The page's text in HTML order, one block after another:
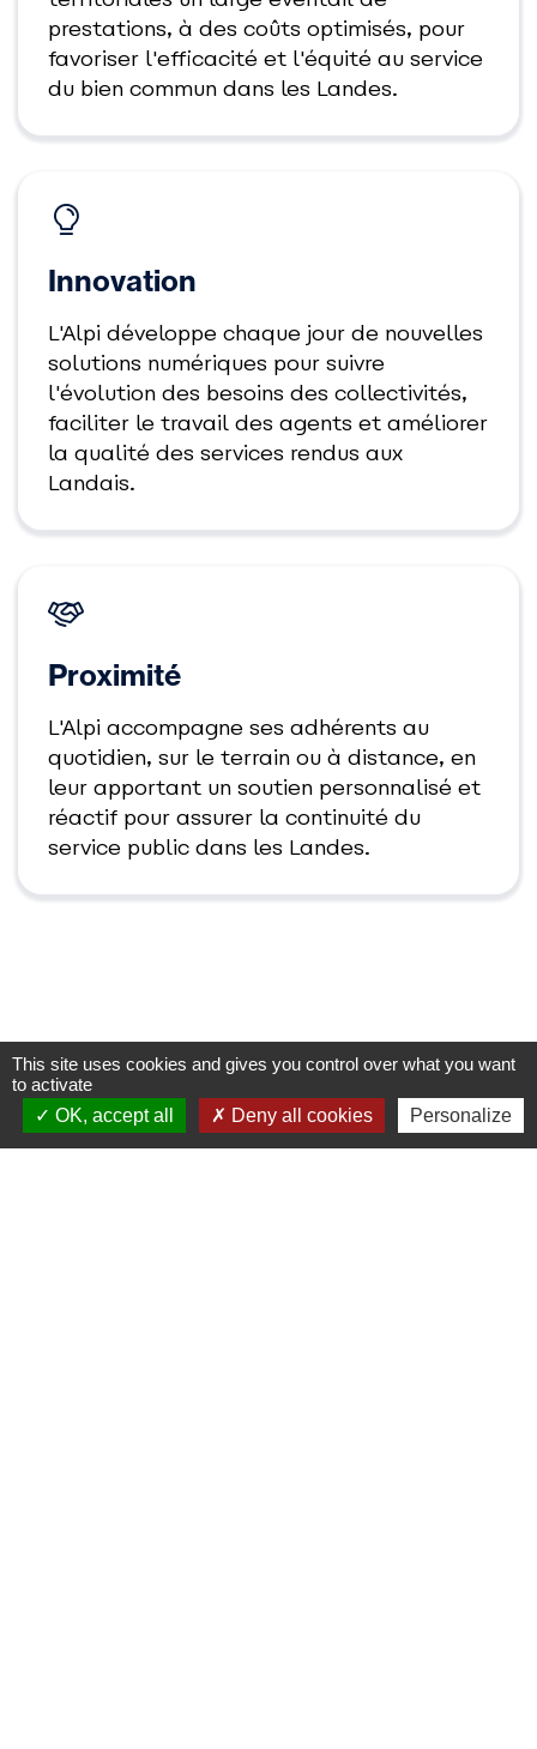
prestations, à des coûts optimisés, pour
favoriser l'efficacité et l'équité au service
du bien commun dans les Landes.
Innovation
L'Alpi développe chaque jour de nouvelles
solutions numériques pour suivre
l'évolution des besoins des collectivités,
faciliter le travail des agents et améliorer
la qualité des services rendus aux
Landais.
Proximité
L'Alpi accompagne ses adhérents au
quotidien, sur le terrain ou à distance, en
leur apportant un soutien personnalisé et
réactif pour assurer la continuité du
service public dans les Landes.
L'Alpi en chiffres
This site uses cookies and gives you control over what you want
to activate
OK, accept all
Deny all cookies Personalize